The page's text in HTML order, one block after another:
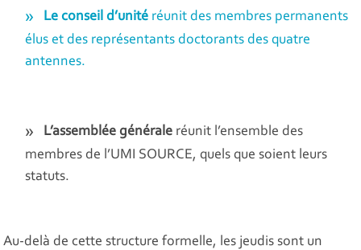
Le conseil d’unité réunit des membres permanents
élus et des représentants doctorants des quatre
antennes.
L’assemblée générale réunit l’ensemble des
membres de l’UMI SOURCE, quels que soient leurs
statuts.
Au-delà de cette structure formelle, les jeudis sont un